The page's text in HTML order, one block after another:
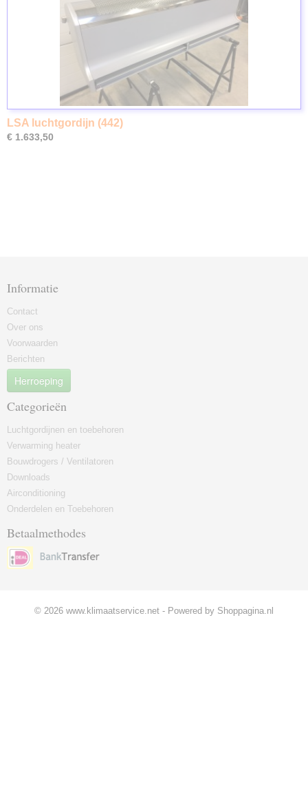
LSA luchtgordijn (442)
€ 1.633,50
Informatie
Contact
Over ons
Voorwaarden
Berichten
Herroeping
Categorieën
Luchtgordijnen en toebehoren
Verwarming heater
Bouwdrogers / Ventilatoren
Downloads
Airconditioning
Onderdelen en Toebehoren
Betaalmethodes
© 2026 www.klimaatservice.net - Powered by Shoppagina.nl